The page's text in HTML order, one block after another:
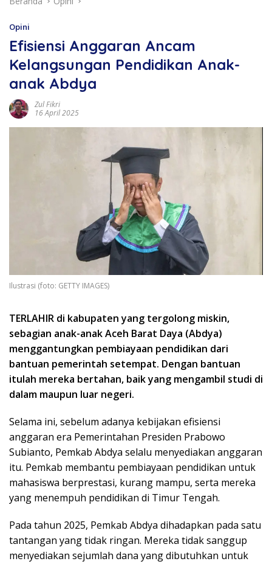
Opini
Efisiensi Anggaran Ancam
Kelangsungan Pendidikan Anak-
anak Abdya
Zul Fikri
16 April 2025
Ilustrasi (foto: GETTY IMAGES)
TERLAHIR di kabupaten yang tergolong miskin,
sebagian anak-anak Aceh Barat Daya (Abdya)
menggantungkan pembiayaan pendidikan dari
bantuan pemerintah setempat. Dengan bantuan
itulah mereka bertahan, baik yang mengambil studi di
dalam maupun luar negeri.
Selama ini, sebelum adanya kebijakan efisiensi
anggaran era Pemerintahan Presiden Prabowo
Subianto, Pemkab Abdya selalu menyediakan anggaran
itu. Pemkab membantu pembiayaan pendidikan untuk
mahasiswa berprestasi, kurang mampu, serta mereka
yang menempuh pendidikan di Timur Tengah.
Pada tahun 2025, Pemkab Abdya dihadapkan pada satu
tantangan yang tidak ringan. Mereka tidak sanggup
menyediakan sejumlah dana yang dibutuhkan untuk